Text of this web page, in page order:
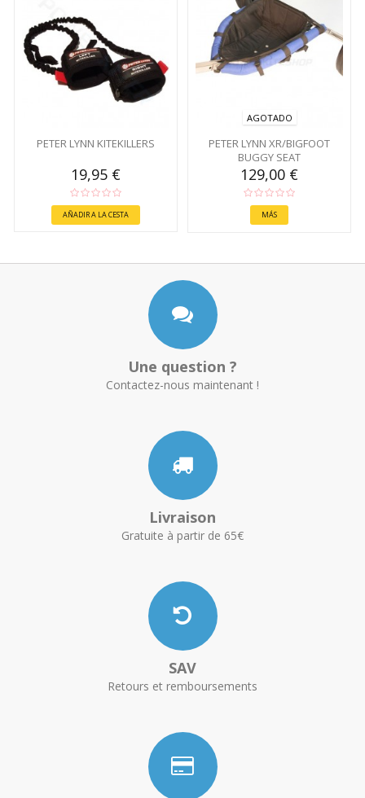
PETER LYNN KITEKILLERS
19,95 €
AÑADIR A LA CESTA
AGOTADO
PETER LYNN XR/BIGFOOT
BUGGY SEAT
129,00 €
MÁS
Une question ?
Contactez-nous maintenant !
Livraison
Gratuite à partir de 65€
SAV
Retours et remboursements